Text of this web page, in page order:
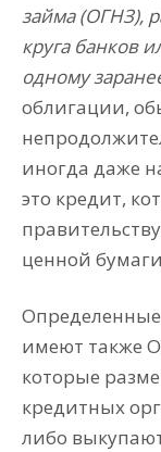
займа (ОГНЗ),
круга банков
одному
облигации,
иногда даже
это кредит,
ценной
имеют также
которые
кредитных
либо